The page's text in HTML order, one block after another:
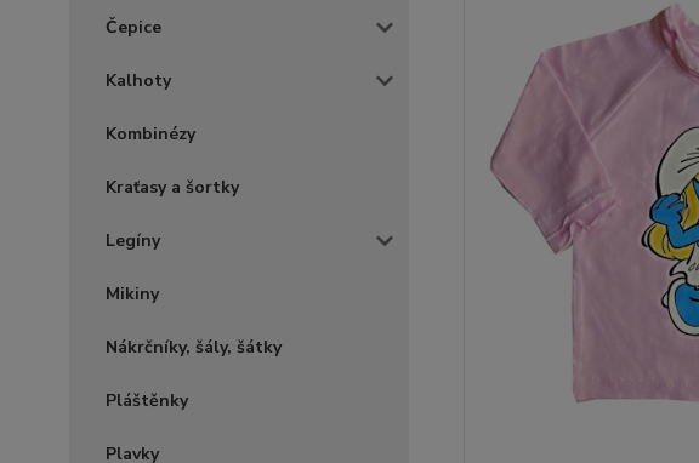
Čepice
Kalhoty
Kombinézy
Kraťasy a šortky
Legíny
Mikiny
Nákrčníky, šály, šátky
Pláštěnky
Plavky